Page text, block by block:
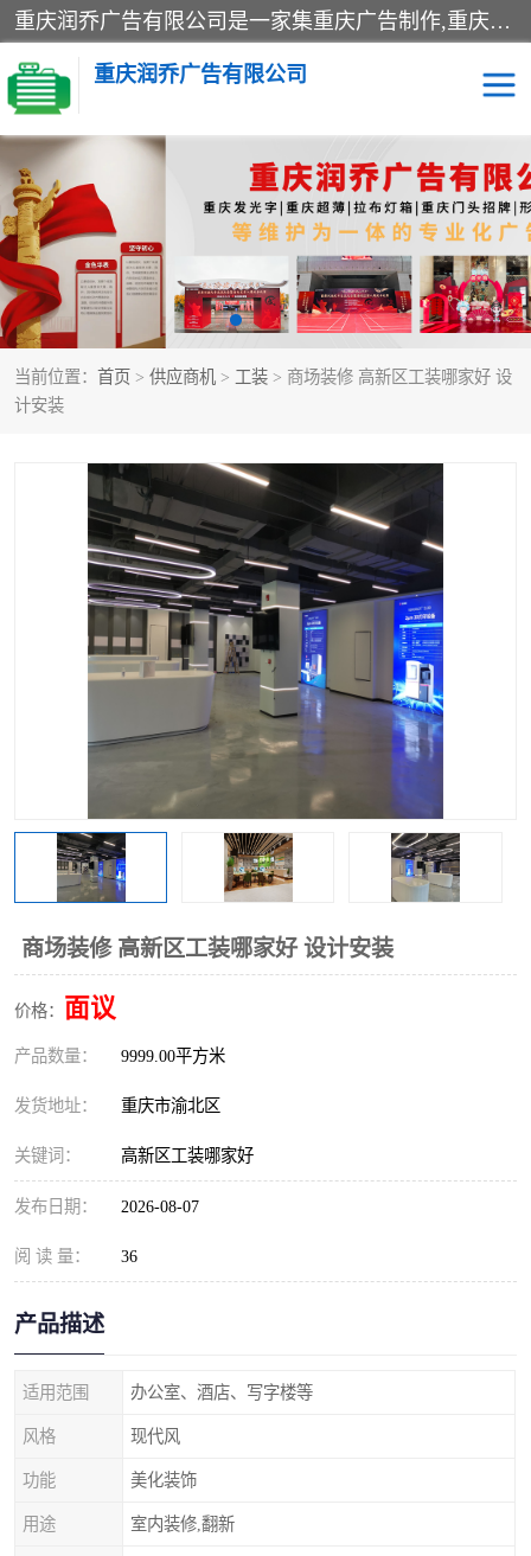
重庆润乔广告有限公司是一家集重庆广告制作,重庆标识标牌,亚克力发光字,led发光字,树脂发光字,超薄灯箱,拉布灯箱,吸塑灯箱,门头招牌,企业形象墙,写真喷绘,x展架,拉网展架,广告展架,条幅,锦旗设计,制作,施工,维护为一体的专业化广告公司.
重庆润乔广告有限公司
当前位置： 首页 > 供应商机 > 工装 > 商场装修 高新区工装哪家好 设
计安装
商场装修 高新区工装哪家好 设计安装
价格： 面议
产品数量： 9999.00平方米
发货地址： 重庆市渝北区
关键词： 高新区工装哪家好
发布日期： 2026-08-07
阅 读 量： 36
产品描述
适用范围 办公室、酒店、写字楼等
风格 现代风
功能 美化装饰
用途 室内装修,翻新
招牌类 发光字类
灯箱类 形象墙类
标识标牌类 写真喷绘类
展架 条幅